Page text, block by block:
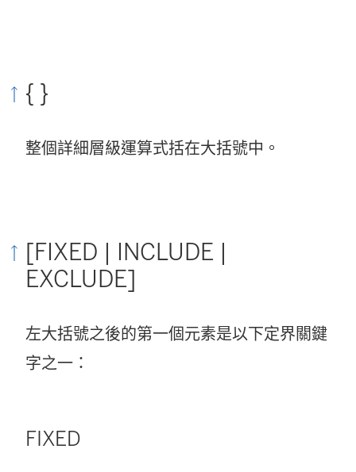
{ }
整個詳細層級運算式括在大括號中。
[FIXED | INCLUDE |
EXCLUDE]
左大括號之後的第一個元素是以下定界關鍵
字之一：
FIXED